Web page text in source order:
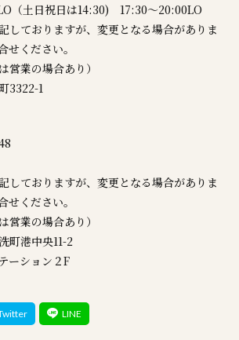
（土日祝日は14:30) 17:30～20:00LO
しておりますが、変更となる場合がありま
せください。
営業の場合あり）
3322-1
しておりますが、変更となる場合がありま
せください。
営業の場合あり）
町港中央11-2
ーション２F